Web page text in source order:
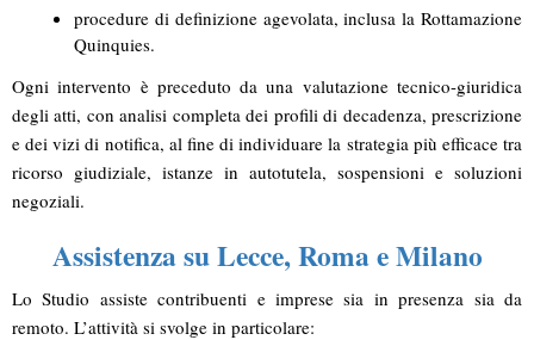
procedure di definizione agevolata, inclusa laRottamazione
Quinquies.
Ogni intervento è preceduto da una valutazione tecnico-giuridica
degli atti, con analisi completa dei profili di decadenza,prescrizione
e dei vizi di notifica, al fine di individuare la strategia più efficace tra
ricorso giudiziale, istanze in autotutela, sospensioni e soluzioni
negoziali.
Assistenza su Lecce, Roma e Milano
Lo Studio assiste contribuenti e imprese sia in presenza sia da
remoto. L’attività si svolge in particolare: